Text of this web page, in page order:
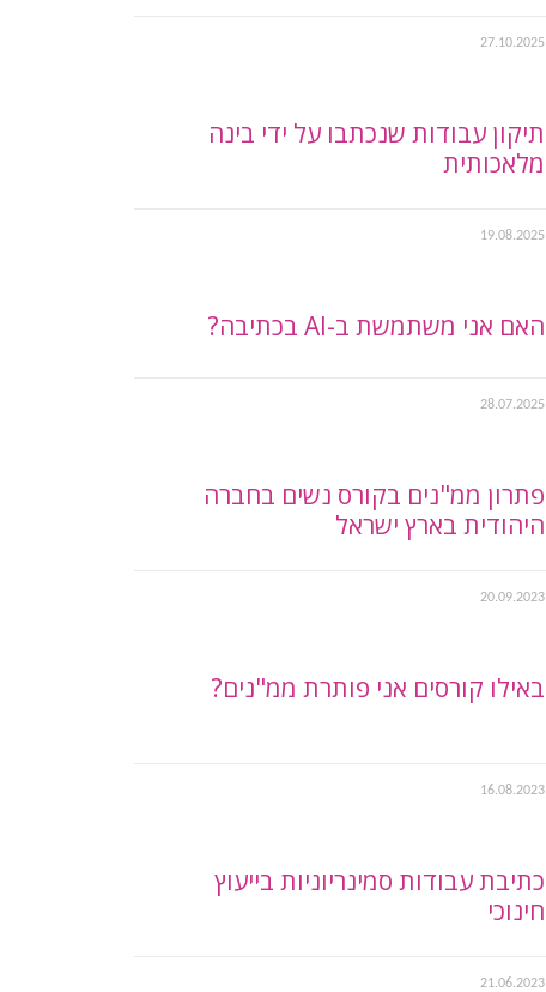
27.10.2025
תיקון עבודות שנכתבו על ידי בינה
מלאכותית
19.08.2025
האם אני משתמשת ב-AI בכתיבה?
28.07.2025
פתרון ממ"נים בקורס נשים בחברה
היהודית בארץ ישראל
20.09.2023
באילו קורסים אני פותרת ממ"נים?
16.08.2023
כתיבת עבודות סמינריוניות בייעוץ
חינוכי
21.06.2023